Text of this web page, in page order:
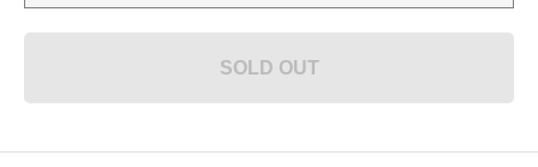
SOLD OUT